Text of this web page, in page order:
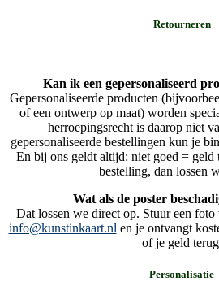
Retourneren
Kan ik een gepersonaliseerd
Gepersonaliseerde producten
of een ontwerp op maat) worden
herroepingsrecht is daarop niet
gepersonaliseerde bestellingen kun je
En bij ons geldt altijd: niet goed = geld
bestelling, dan lossen
Wat als de poster
Dat lossen we direct op. Stuur een foto
info@kunstinkaart.nl en je ontvangt
of je geld
Personalisatie